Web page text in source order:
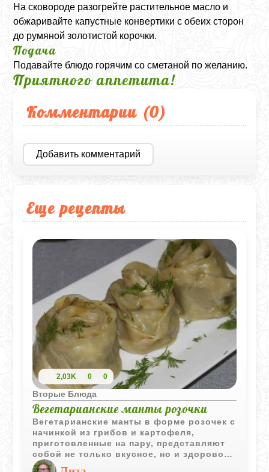
На сковороде разогрейте растительное масло и
обжаривайте капустные конвертики с обеих сторон
до румяной золотистой корочки.
Подача
Подавайте блюдо горячим со сметаной по желанию.
Приятного аппетита!
Комментарии (0)
Добавить комментарий
Еще рецепты
2,03K 0 0
Вторые Блюда
Вегетарианские манты розочки
Вегетарианские манты в форме розочек с
начинкой из грибов и картофеля,
приготовленные на пару, представляют
собой не только вкусное, но и здоровое
блюдо. Этот рецепт идеально подходит